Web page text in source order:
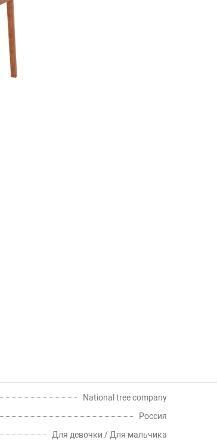
National tree company
Россия
Для девочки / Для мальчика